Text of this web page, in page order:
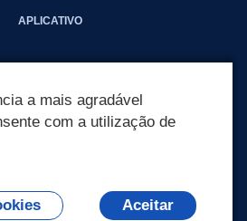
APLICATIVO
a mais agradável
com a utilização de
Aceitar